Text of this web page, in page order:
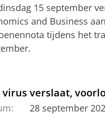
15 september
and Business
tijdens het
virus verslaat,
28 september